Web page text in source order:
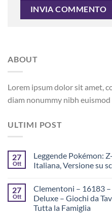
ABOUT
Lorem ipsum dolor sit amet,
diam nonummy nibh
ULTIMI POST
27
Ott
Leggende Pokémon:
Italiana, Versione su
27
Ott
Clementoni – 16183
Deluxe – Giochi da
Tutta la Famiglia